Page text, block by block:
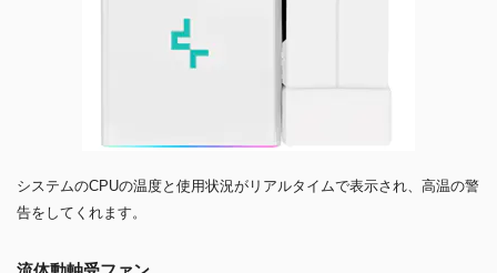
システムのCPUの温度と使用状況がリアルタイムで表示され、高温の警
告をしてくれます。